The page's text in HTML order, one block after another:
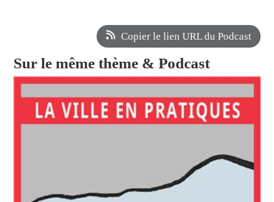
Copier le lien URL du Podcast
Sur le même thème & Podcast